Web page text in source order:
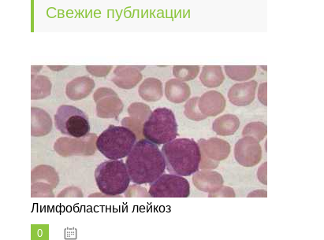
Свежие публикации
Лимфобластный лейкоз
0